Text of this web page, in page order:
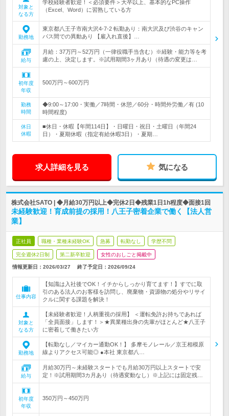
対象と
なる方
学校経験者歓迎！＜必須要件＞大卒以上、基本的なPC操作
（Excel、Word）に習熟している方
勤務地
東京都八王子市南大沢4-7-2 転勤あり：南大沢及び渋谷のキャン
パス間での異動あり 【雇入れ直後】…
給与
月給：37万円～52万円（一律役職手当含む）※経験・能力等を考
慮の上、決定します。※試用期間3ヶ月あり（待遇の変更は…
初年度
年収
500万円～600万円
勤務
時間
◆9:00～17:00・実働／7時間・休憩／60分・時間外労働／有 (10
時間程度)
休日
休暇
■休日・休暇【年間114日】・日曜日・祝日・土曜日（年間24
日）・夏期休暇（指定有給休暇3日）・夏期…
求人詳細を見る 気になる
株式会社SATO | ◆月給30万円以上◆完休2日◆残業1日1h程度◆面接1回
未経験歓迎！育成前提の採用！八王子密着企業で働く【法人営
業】
正社員 職種・業種未経験OK 急募 転勤なし 学歴不問
完全週休2日制 第二新卒歓迎 女性のおしごと掲載中
情報更新日：2026/03/27 終了予定日： 2026/09/24
仕事内容
【知識は入社後でOK！イチからしっかり育てます！】すでに取
引のある法人のお客様を訪問し、廃棄物・資源物の処分やリサイ
クルに関する課題を解決！
対象と
なる方
【未経験者歓迎！人柄重視の採用】 ＜運転免許お持ちであれば
「全員面接」します！＞★異業種出身の先輩がほとんど★八王子
に密着して働きたい方
勤務地
【転勤なし／マイカー通勤OK！】 多摩モノレール／京王相模原
線よりアクセス可能◎ ●本社 東京都八…
給与
月給30万円～未経験スタートでも月給30万円以上スタートで安
定！※試用期間3カ月あり（待遇変動なし）※上記には固定残…
初年度
年収
350万円～450万円